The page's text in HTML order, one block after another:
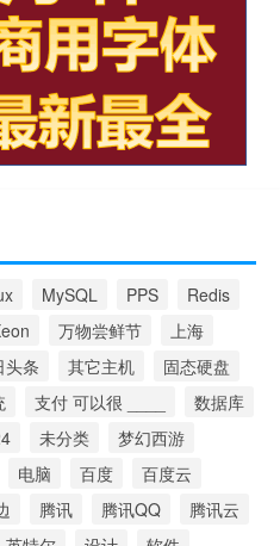
MySQL PPS
Redis
万物尝鲜节
上海
头条 其它主机
固态硬盘
支付 可以很 ____
数据库
未分类
梦幻西游
电脑 百度
百度云
腾讯 腾讯QQ
腾讯云